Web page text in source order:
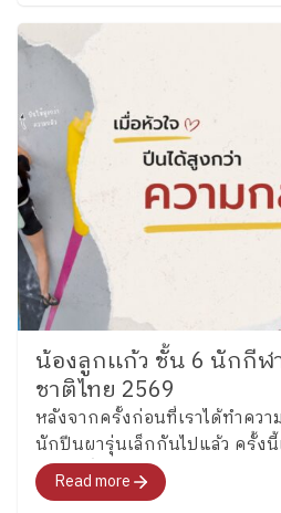
น้องลูกเเก้ว ชั้น 6 นักกี
ชาติไทย 2569
หลังจากครั้งก่อนที่เราได้ทำคว
นักปีนผารุ่นเล็กกันไปแล้ว ครั้งนี้
คนโต ซึ่งล่าสุดได้รับการคัดเลือ
ผาเยาวชนทีมชาติไทย รุ่นอายุไม่
Read more